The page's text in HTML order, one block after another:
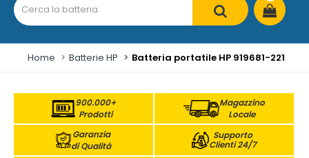
Home Batterie HP Batteria portatile HP 919681-221
900.000+
Prodotti
Magazzino
Locale
Garanzia
di Qualità
Supporto
Clienti 24/7